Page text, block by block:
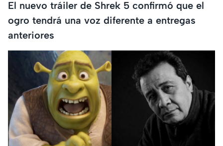
El nuevo tráiler de Shrek 5 confirmó que el
ogro tendrá una voz diferente a entregas
anteriores